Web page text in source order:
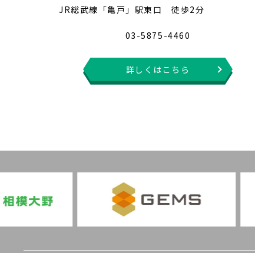
JR総武線「亀戸」駅東口 徒歩2分
03-5875-4460
詳しくはこちら